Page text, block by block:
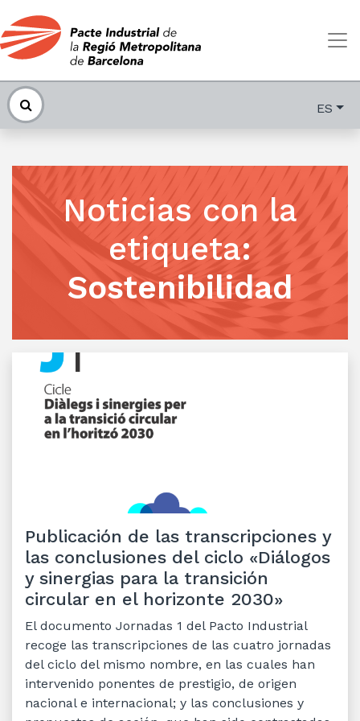
ES
Noticias con la
etiqueta:
Sostenibilidad
Publicación de las transcripciones y
las conclusiones del ciclo «Diálogos
y sinergias para la transición
circular en el horizonte 2030»
El documento Jornadas 1 del Pacto Industrial
recoge las transcripciones de las cuatro jornadas
del ciclo del mismo nombre, en las cuales han
intervenido ponentes de prestigio, de origen
nacional e internacional; y las conclusiones y